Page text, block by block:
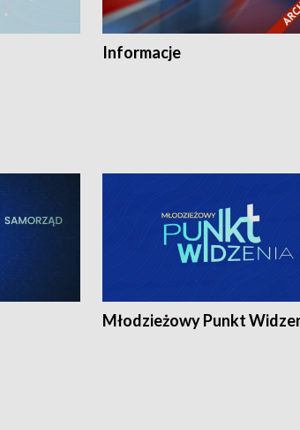
Informacje
Młodzieżowy Punkt